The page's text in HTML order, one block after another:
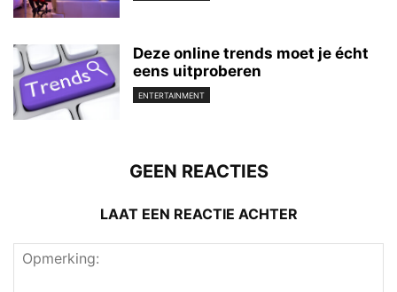
Deze online trends moet je écht
eens uitproberen
ENTERTAINMENT
GEEN REACTIES
LAAT EEN REACTIE ACHTER